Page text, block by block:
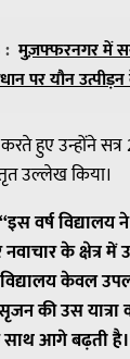
: मुज़फ्फरनगर में
पर यौन
करते हुए उन्होंने
उल्लेख किया।
“इस वर्ष
के क्षेत्र में
केवल
की उस यात्रा
आगे बढ़ती